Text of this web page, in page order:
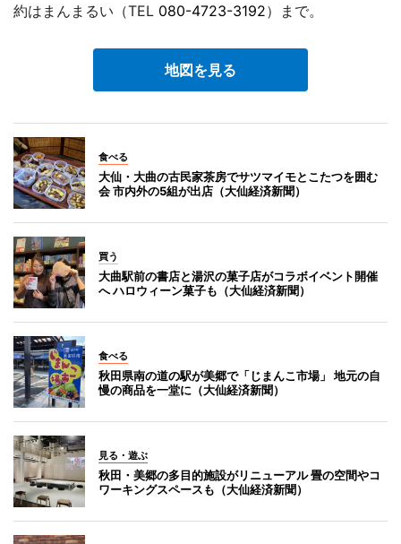
約はまんまるい（TEL 080-4723-3192）まで。
地図を見る
食べる
大仙・大曲の古民家茶房でサツマイモとこたつを囲む
会 市内外の5組が出店（大仙経済新聞）
買う
大曲駅前の書店と湯沢の菓子店がコラボイベント開催
へ ハロウィーン菓子も（大仙経済新聞）
食べる
秋田県南の道の駅が美郷で「じまんこ市場」 地元の自
慢の商品を一堂に（大仙経済新聞）
見る・遊ぶ
秋田・美郷の多目的施設がリニューアル 畳の空間やコ
ワーキングスペースも（大仙経済新聞）